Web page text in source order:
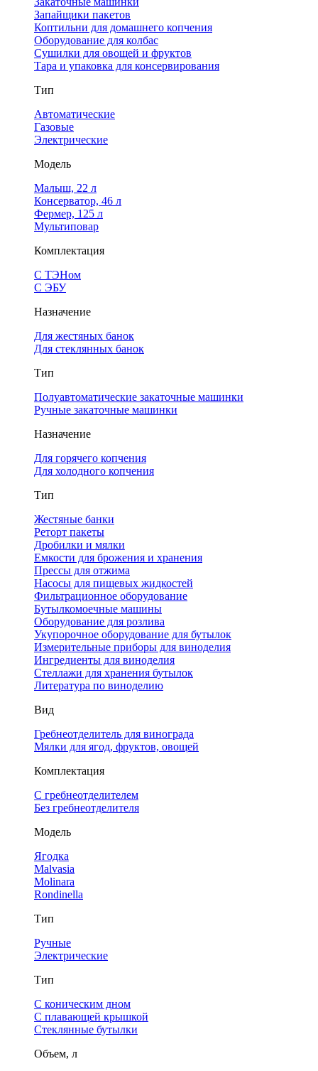
Запайщики пакетов
Коптильни для домашнего копчения
Оборудование для колбас
Сушилки для овощей и фруктов
Тара и упаковка для консервирования
Тип
Автоматические
Газовые
Электрические
Модель
Малыш, 22 л
Консерватор, 46 л
Фермер, 125 л
Мультиповар
Комплектация
С ТЭНом
С ЭБУ
Назначение
Для жестяных банок
Для стеклянных банок
Тип
Полуавтоматические закаточные машинки
Ручные закаточные машинки
Назначение
Для горячего копчения
Для холодного копчения
Тип
Жестяные банки
Реторт пакеты
Дробилки и мялки
Емкости для брожения и хранения
Прессы для отжима
Насосы для пищевых жидкостей
Фильтрационное оборудование
Бутылкомоечные машины
Оборудование для розлива
Укупорочное оборудование для бутылок
Измерительные приборы для виноделия
Ингредиенты для виноделия
Стеллажи для хранения бутылок
Литература по виноделию
Вид
Гребнеотделитель для винограда
Мялки для ягод, фруктов, овощей
Комплектация
С гребнеотделителем
Без гребнеотделителя
Модель
Ягодка
Malvasia
Molinara
Rondinella
Тип
Ручные
Электрические
Тип
С коническим дном
С плавающей крышкой
Стеклянные бутылки
Объем, л